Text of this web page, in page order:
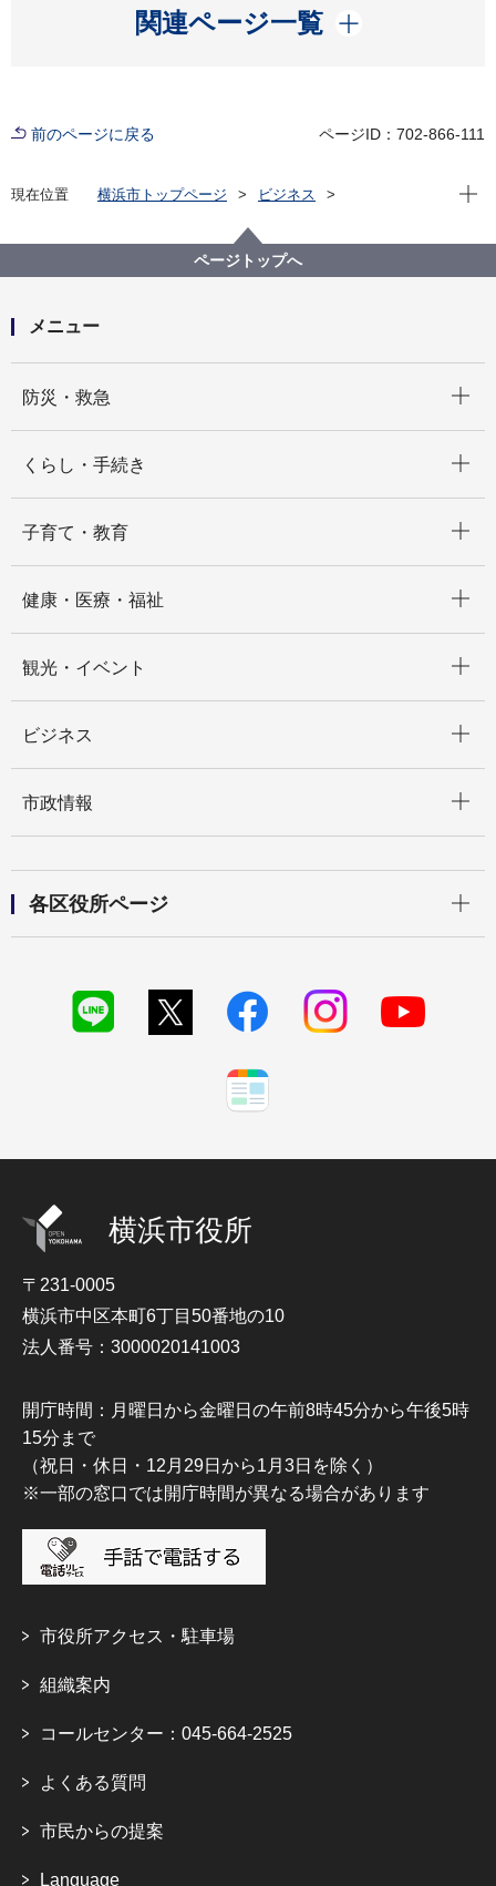
関連ページ一覧
開く
前のページに戻る ページID：702-866-111
現在位置 横浜市トップページ
ビジネス
大気・悪臭
大気汚染防止法 特定粉じん排出等作業に係る作業基
準
現在
ページトップへ
メニュー
防災・救急
くらし・手続き
子育て・教育
健康・医療・福祉
観光・イベント
ビジネス
市政情報
各区役所ページ
横浜市役所
〒231-0005
横浜市中区本町6丁目50番地の10
法人番号：3000020141003
開庁時間：月曜日から金曜日の午前8時45分から午後5時
15分まで
（祝日・休日・12月29日から1月3日を除く）
※一部の窓口では開庁時間が異なる場合があります
市役所アクセス・駐車場
組織案内
コールセンター：045-664-2525
よくある質問
市民からの提案
Language